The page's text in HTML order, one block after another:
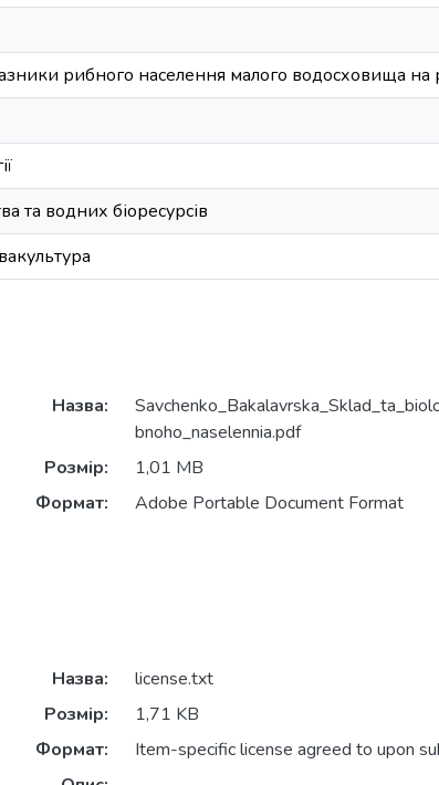
рибного населення малого водосховища
та водних біоресурсів
Назва:
bnoho_naselennia.pdf
Розмір:
1,01 MB
Формат:
Adobe Portable Document Format
Назва:
license.txt
Розмір:
1,71 KB
Формат:
Item-specific license agreed to upon